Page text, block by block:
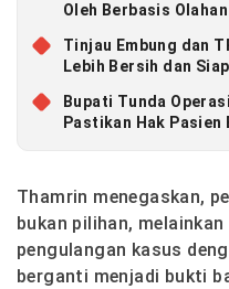
Oleh Berbasis
Tinjau Embung dan
Lebih Bersih dan
Bupati Tunda
Pastikan Hak
Thamrin menegaskan,
bukan pilihan,
pengulangan kasus
berganti menjadi bukti